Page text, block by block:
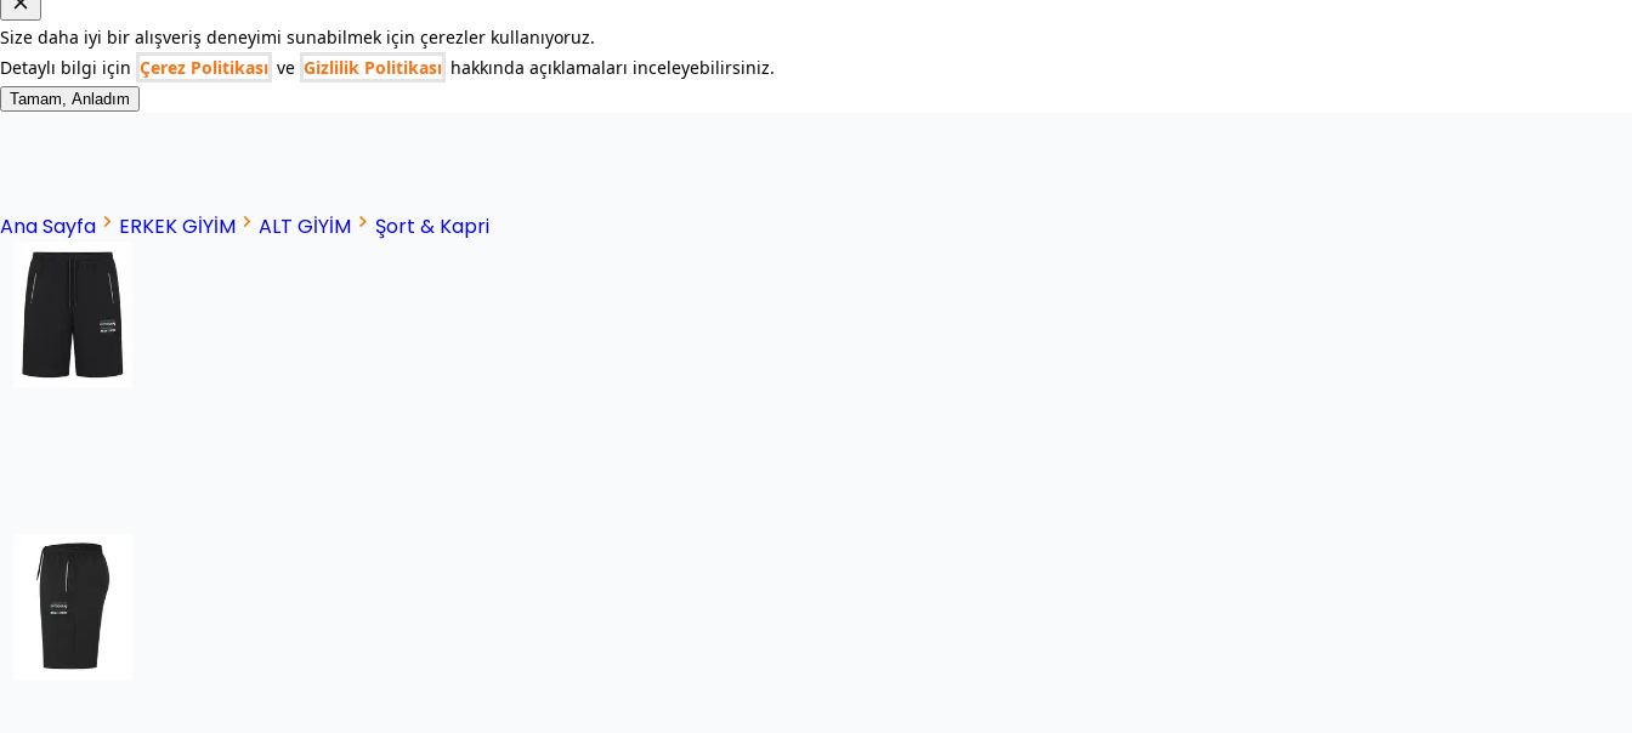
Size daha iyi bir alışveriş deneyimi sunabilmek için çerezler kullanıyoruz.
Detaylı bilgi için Çerez Politikası ve Gizlilik Politikası hakkında açıklamaları inceleyebilirsiniz.
Tamam, Anladım
Ana Sayfa ERKEK GİYİM ALT GİYİM Şort & Kapri